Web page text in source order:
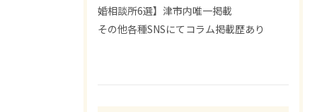
婚相談所6選】津市内唯一掲載
その他各種SNSにてコラム掲載歴あり